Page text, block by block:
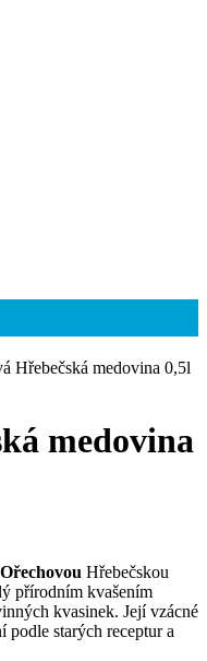
Hřebečská medovina 0,5l
medovina
Ořechovou Hřebečskou
přírodním kvašením
kvasinek. Její vzácné
podle starých receptur a